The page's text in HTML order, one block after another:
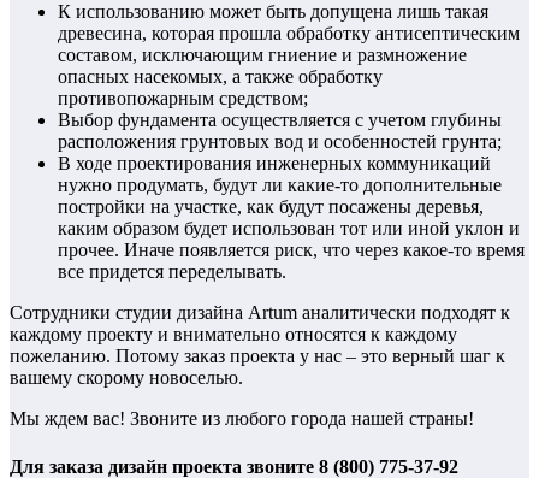
К использованию может быть допущена лишь такая
древесина, которая прошла обработку антисептическим
составом, исключающим гниение и размножение
опасных насекомых, а также обработку
противопожарным средством;
Выбор фундамента осуществляется с учетом глубины
расположения грунтовых вод и особенностей грунта;
В ходе проектирования инженерных коммуникаций
нужно продумать, будут ли какие-то дополнительные
постройки на участке, как будут посажены деревья,
каким образом будет использован тот или иной уклон и
прочее. Иначе появляется риск, что через какое-то время
все придется переделывать.
Сотрудники студии дизайна Artum аналитически подходят к
каждому проекту и внимательно относятся к каждому
пожеланию. Потому заказ проекта у нас – это верный шаг к
вашему скорому новоселью.
Мы ждем вас! Звоните из любого города нашей страны!
Для заказа дизайн проекта звоните 8 (800) 775-37-92